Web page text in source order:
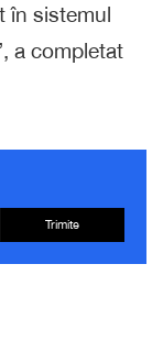
în sistemul
a completat
Trimite